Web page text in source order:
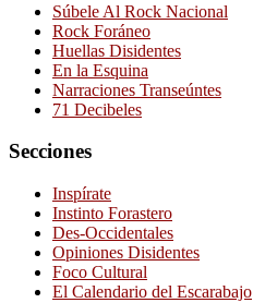
Súbele Al Rock Nacional
Rock Foráneo
Huellas Disidentes
En la Esquina
Narraciones Transeúntes
71 Decibeles
Secciones
Inspírate
Instinto Forastero
Des-Occidentales
Opiniones Disidentes
Foco Cultural
El Calendario del Escarabajo